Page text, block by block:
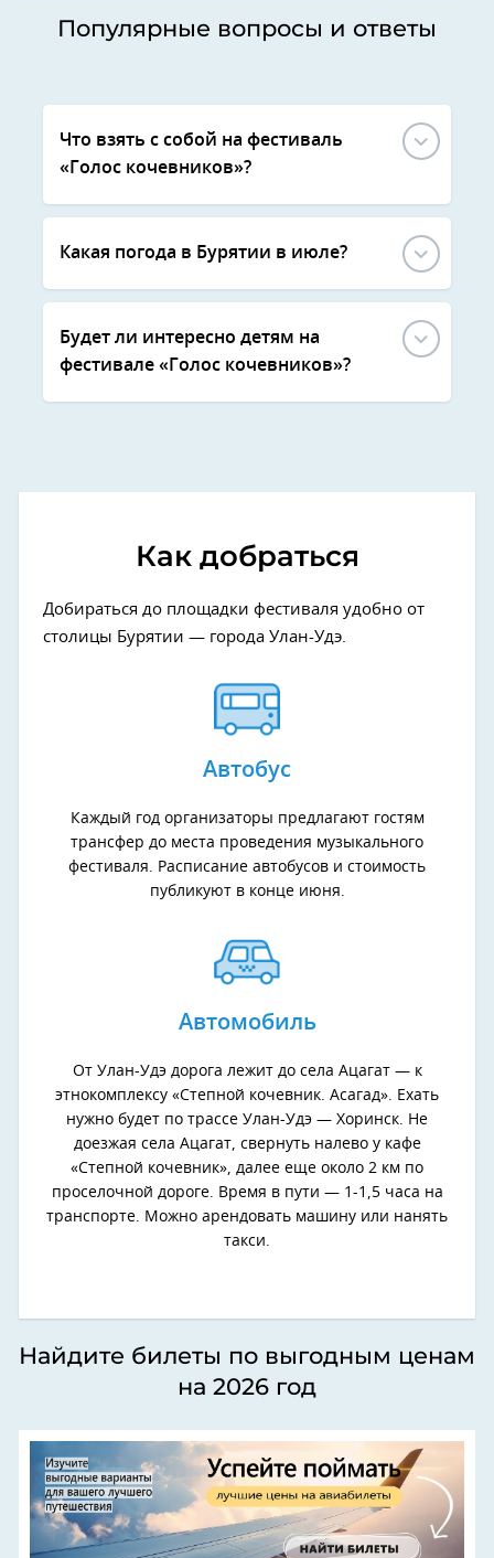
Популярные вопросы и ответы
Что взять с собой на фестиваль
«Голос кочевников»?
Какая погода в Бурятии в июле?
Будет ли интересно детям на
фестивале «Голос кочевников»?
Как добраться
Добираться до площадки фестиваля удобно от
столицы Бурятии — города Улан-Удэ.
Автобус
Каждый год организаторы предлагают гостям
трансфер до места проведения музыкального
фестиваля. Расписание автобусов и стоимость
публикуют в конце июня.
Автомобиль
От Улан-Удэ дорога лежит до села Ацагат — к
этнокомплексу «Степной кочевник. Асагад». Ехать
нужно будет по трассе Улан-Удэ — Хоринск. Не
доезжая села Ацагат, свернуть налево у кафе
«Степной кочевник», далее еще около 2 км по
проселочной дороге. Время в пути — 1-1,5 часа на
транспорте. Можно арендовать машину или нанять
такси.
Найдите билеты по выгодным ценам
на 2026 год